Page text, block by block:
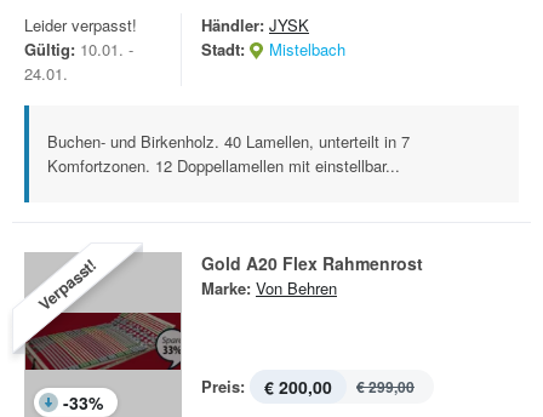
Leider verpasst!
Gültig: 10.01. -
24.01.
Händler: JYSK
Stadt:
Mistelbach
Buchen- und Birkenholz. 40 Lamellen, unterteilt in 7
Komfortzonen. 12 Doppellamellen mit einstellbar...
Verpasst!
-33%
Gold A20 Flex Rahmenrost
Marke: Von Behren
Preis: € 200,00 € 299,00